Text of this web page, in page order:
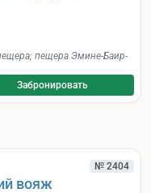
; пещера Эмине-Баир-
Забронировать
№ 2404
вояж